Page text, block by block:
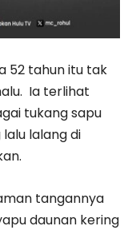
52 tahun itu tak
Ia terlihat
tukang sapu
lalang di
tangannya
daunan kering